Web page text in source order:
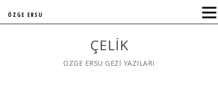
ÇELIK
ÖZGE ERSU GEZİ YAZILARI
ÖZGE ERSU